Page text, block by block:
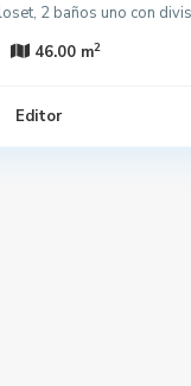
2 baños uno con
46.00 m2
Editor